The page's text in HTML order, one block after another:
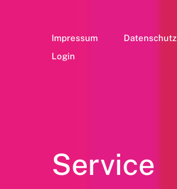
Impressum
Datenschutz
Login
Service